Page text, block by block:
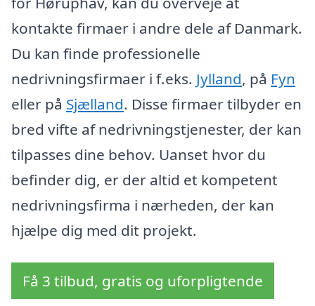
kontakte firmaer i andre dele af Danmark.
Du kan finde professionelle
nedrivningsfirmaer i f.eks. Jylland, på Fyn
eller på Sjælland. Disse firmaer tilbyder en
bred vifte af nedrivningstjenester, der kan
tilpasses dine behov. Uanset hvor du
befinder dig, er der altid et kompetent
nedrivningsfirma i nærheden, der kan
hjælpe dig med dit projekt.
Få 3 tilbud, gratis og uforpligtende